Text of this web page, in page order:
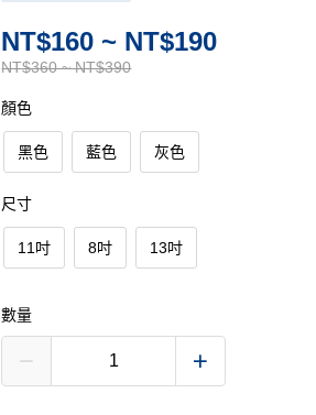
NT$360 ~ NT$390
NT$160 ~ NT$190
顏色
黑色 藍色 灰色
尺寸
11吋 8吋 13吋
數量